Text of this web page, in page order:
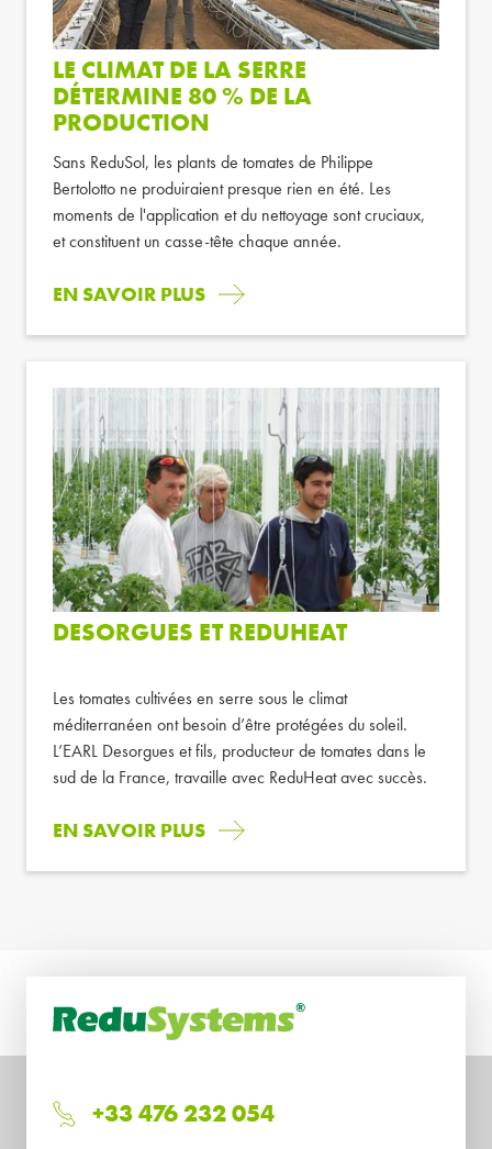
LE CLIMAT DE LA SERRE
DÉTERMINE 80 % DE LA
PRODUCTION
Sans ReduSol, les plants de tomates de Philippe
Bertolotto ne produiraient presque rien en été. Les
moments de l'application et du nettoyage sont cruciaux,
et constituent un casse-tête chaque année.
EN SAVOIR PLUS
DESORGUES ET REDUHEAT
Les tomates cultivées en serre sous le climat
méditerranéen ont besoin d’être protégées du soleil.
L’EARL Desorgues et fils, producteur de tomates dans le
sud de la France, travaille avec ReduHeat avec succès.
EN SAVOIR PLUS
+33 476 232 054